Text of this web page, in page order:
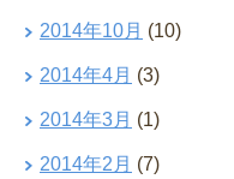
2014年10月 (10)
2014年4月 (3)
2014年3月 (1)
2014年2月 (7)